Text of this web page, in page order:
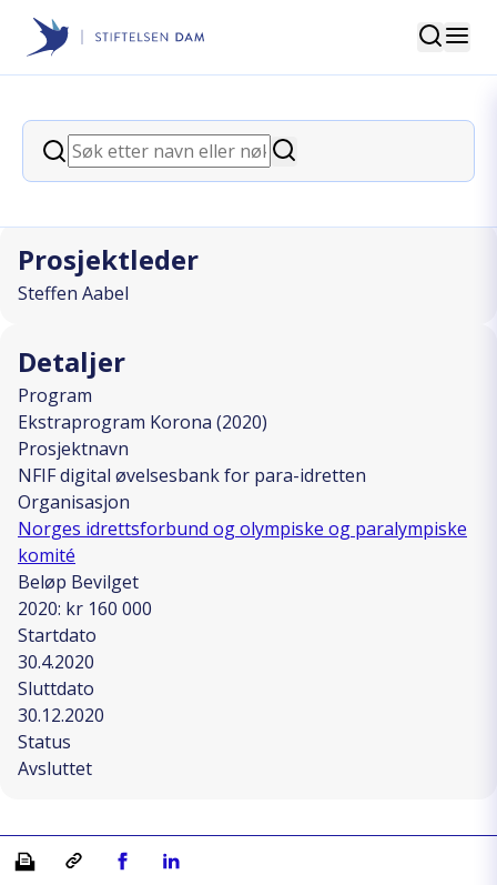
Stiftelsen Dam
Søk
Søk
Søk
back
NFIF digital øvelsesbank for para-
Prosjektleder
Steffen Aabel
Detaljer
Program
Ekstraprogram Korona (2020)
Prosjektnavn
NFIF digital øvelsesbank for para-idretten
Organisasjon
Norges idrettsforbund og olympiske og paralympiske
komité
Beløp Bevilget
2020: kr 160 000
Startdato
30.4.2020
Sluttdato
30.12.2020
Status
Avsluttet
Skriv ut Kopiera länkDel på Facebook
Del på Linkedin